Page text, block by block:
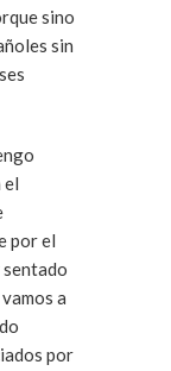
sino
sin
el
sentado
a
por